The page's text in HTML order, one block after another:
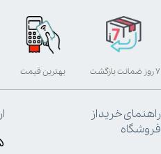
بهترین قیمت ۷ روز ضمانت بازگشت
راهنمای خرید از
فروشگاه